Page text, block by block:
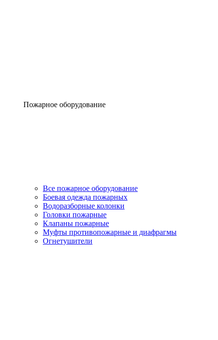
Пожарное оборудование
Все пожарное оборудование
Боевая одежда пожарных
Водоразборные колонки
Головки пожарные
Клапаны пожарные
Муфты противопожарные и диафрагмы
Огнетушители